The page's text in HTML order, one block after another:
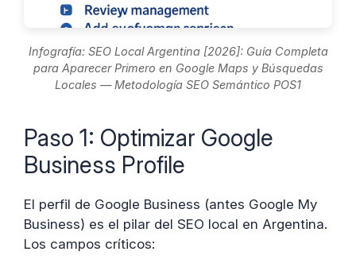
Infografía: SEO Local Argentina [2026]: Guía Completa
para Aparecer Primero en Google Maps y Búsquedas
Locales — Metodología SEO Semántico POS1
Paso 1: Optimizar Google
Business Profile
El perfil de Google Business (antes Google My
Business) es el pilar del SEO local en Argentina.
Los campos críticos: